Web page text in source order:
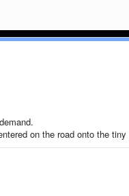
on the road onto the tiny